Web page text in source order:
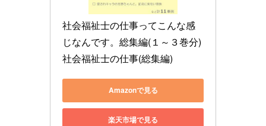
社会福祉士の仕事ってこんな感
じなんです。総集編(１～３巻分)
社会福祉士の仕事(総集編)
Amazonで見る
楽天市場で見る